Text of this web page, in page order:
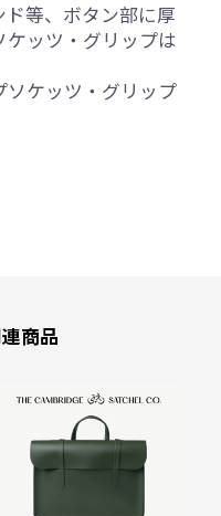
等、ボタン部に厚
ッツ・グリップは
ケッツ・グリップ
商品